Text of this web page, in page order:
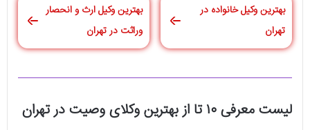
بهترین وکیل خانواده در
تهران
بهترین وکیل ارث و انحصار
وراثت در تهران
لیست معرفی ۱۰ تا از بهترین وکلای وصیت در تهران